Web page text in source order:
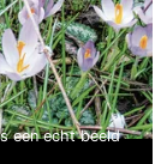
een echt beeld